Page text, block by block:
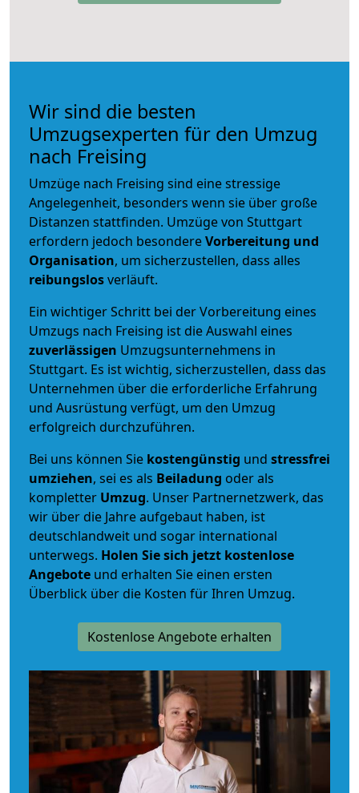
Wir sind die besten
Umzugsexperten für den Umzug
nach Freising
Umzüge nach Freising sind eine stressige
Angelegenheit, besonders wenn sie über große
Distanzen stattfinden. Umzüge von Stuttgart
erfordern jedoch besondereVorbereitung und
Organisation, um sicherzustellen, dass alles
reibungslosverläuft.
Ein wichtiger Schritt bei der Vorbereitung eines
Umzugs nach Freising ist die Auswahl eines
zuverlässigen Umzugsunternehmens in
Stuttgart. Es ist wichtig, sicherzustellen, dass das
Unternehmen über die erforderliche Erfahrung
und Ausrüstung verfügt, um den Umzug
erfolgreich durchzuführen.
Bei uns können Sie kostengünstig und stressfrei
umziehen, sei es als Beiladung oder als
kompletter Umzug. Unser Partnernetzwerk, das
wir über die Jahre aufgebaut haben, ist
deutschlandweit und sogar international
unterwegs. Holen Sie sich jetzt kostenlose
Angebote und erhalten Sie einen ersten
Überblick über die Kosten für Ihren Umzug.
Kostenlose Angebote erhalten